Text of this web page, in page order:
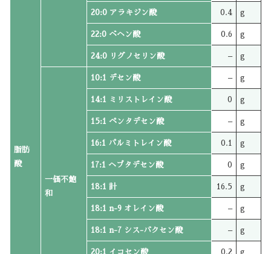
脂肪
酸
20:0 アラキジン酸 0.4 g
22:0 ベヘン酸 0.6 g
24:0 リグノセリン酸 – g
一価不飽
和
10:1 デセン酸 – g
14:1 ミリストレイン酸 0 g
15:1 ペンタデセン酸 – g
16:1 パルミトレイン酸 0.1 g
17:1 ヘプタデセン酸 0 g
18:1 計 16.5 g
18:1 n-9 オレイン酸 – g
18:1 n-7 シス-バクセン酸 – g
20:1 イコセン酸 0.2 g